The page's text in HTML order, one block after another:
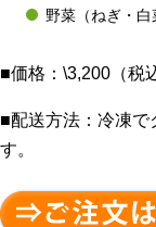
野菜（ねぎ・白
■価格：\3,200（税
■配送方法：冷凍で
す。